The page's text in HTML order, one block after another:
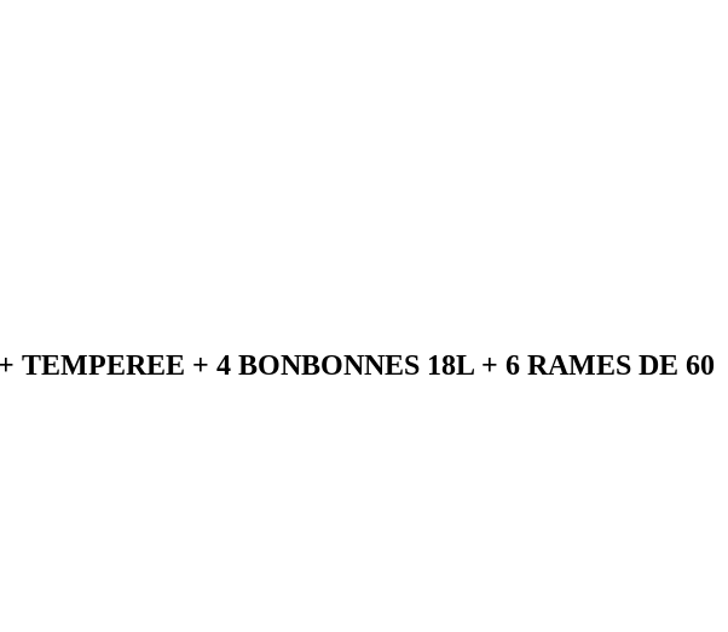
+ 4 BONBONNES 18L + 6 RAMES DE 60